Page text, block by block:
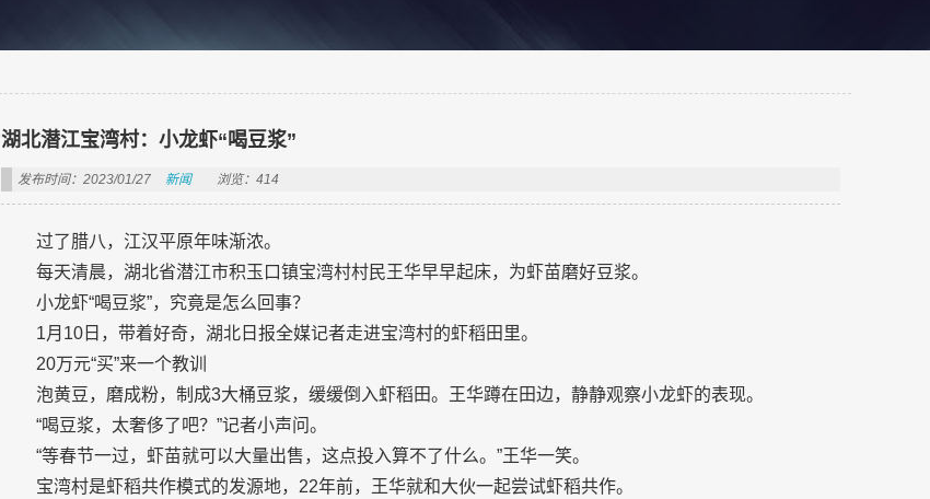
湖北潜江宝湾村：小龙虾“喝豆浆”
发布时间：2023/01/27 新闻 浏览：414
过了腊八，江汉平原年味渐浓。
每天清晨，湖北省潜江市积玉口镇宝湾村村民王华早早起床，为虾苗磨好豆浆。
小龙虾“喝豆浆”，究竟是怎么回事？
1月10日，带着好奇，湖北日报全媒记者走进宝湾村的虾稻田里。
20万元“买”来一个教训
泡黄豆，磨成粉，制成3大桶豆浆，缓缓倒入虾稻田。王华蹲在田边，静静观察小龙虾的表现。
“喝豆浆，太奢侈了吧？”记者小声问。
“等春节一过，虾苗就可以大量出售，这点投入算不了什么。”王华一笑。
宝湾村是虾稻共作模式的发源地，22年前，王华就和大伙一起尝试虾稻共作。